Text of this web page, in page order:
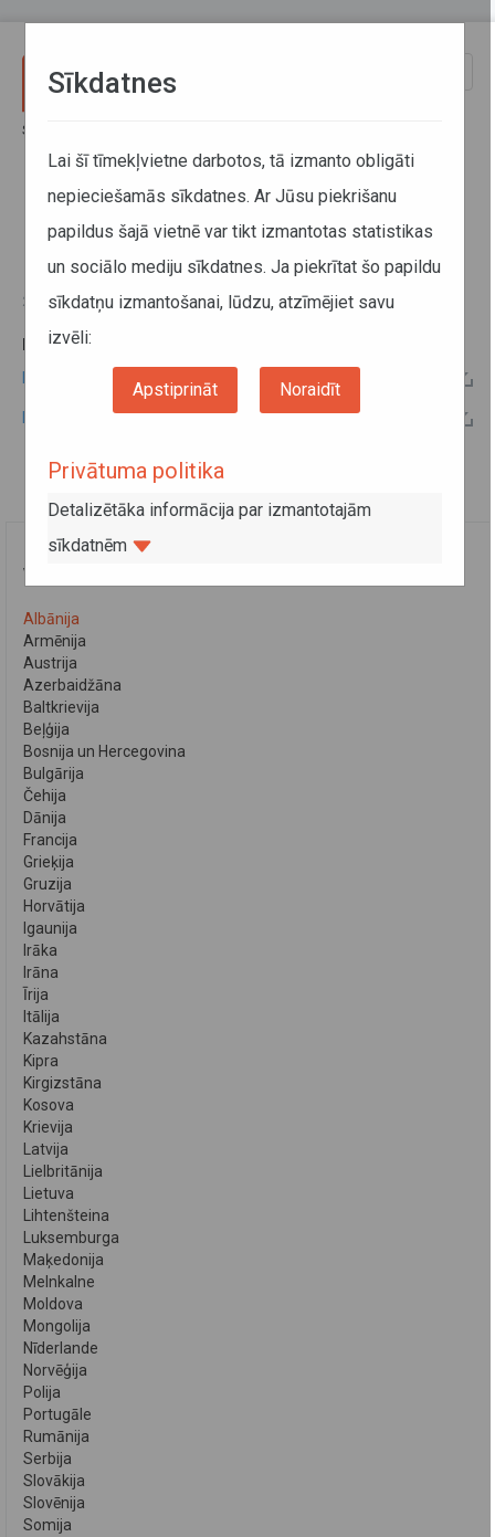
Sākums
Latvijas - Albānijas kopējo
komisiju protokoli
20. jūnijs 2019
PAPILDU INFORMĀCIJA:
Latvijas - Albānijas 2019. gada kopējās komisijas protokols
Latvijas - Albānijas 2005. gada kopējās komisijas protokols
VALSTIS
Albānija
Armēnija
Austrija
Azerbaidžāna
Baltkrievija
Beļģija
Bosnija un Hercegovina
Bulgārija
Čehija
Dānija
Francija
Grieķija
Gruzija
Horvātija
Igaunija
Irāka
Irāna
Īrija
Itālija
Kazahstāna
Kipra
Kirgizstāna
Kosova
Krievija
Latvija
Lielbritānija
Lietuva
Lihtenšteina
Luksemburga
Maķedonija
Melnkalne
Moldova
Mongolija
Nīderlande
Norvēģija
Polija
Portugāle
Rumānija
Serbija
Slovākija
Slovēnija
Somija
Sīkdatnes
Lai šī tīmekļvietne darbotos, tā izmanto obligāti
nepieciešamās sīkdatnes. Ar Jūsu piekrišanu
papildus šajā vietnē var tikt izmantotas statistikas
un sociālo mediju sīkdatnes. Ja piekrītat šo papildu
sīkdatņu izmantošanai, lūdzu, atzīmējiet savu
izvēli:
Apstiprināt Noraidīt
Privātuma politika
Detalizētāka informācija par izmantotajām
sīkdatnēm